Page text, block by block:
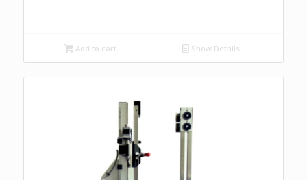
Add to cart Show Details